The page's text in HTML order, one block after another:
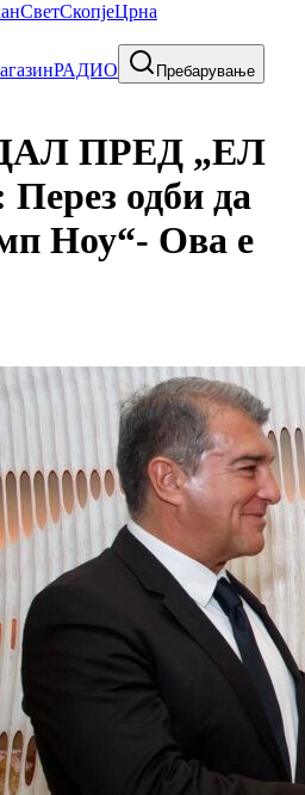
СветСкопјеЦрна
РАДИО Пребарување
ПРЕД „ЕЛ
одби да
Ноу“- Ова е